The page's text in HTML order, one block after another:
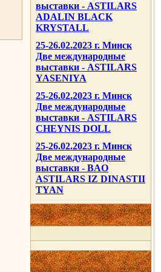
выставки - ASTILARS
ADALIN BLACK
KRYSTALL
25-26.02.2023 г. Минск
Две международные
выставки - ASTILARS
YASENIYA
25-26.02.2023 г. Минск
Две международные
выставки - ASTILARS
CHEYNIS DOLL
25-26.02.2023 г. Минск
Две международные
выставки - BAO
ASTILARS IZ DINASTII
TYAN